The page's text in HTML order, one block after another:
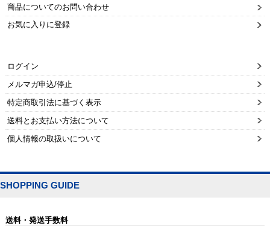
商品についてのお問い合わせ
お気に入りに登録
ログイン
メルマガ申込/停止
特定商取引法に基づく表示
送料とお支払い方法について
個人情報の取扱いについて
SHOPPING GUIDE
送料・発送手数料